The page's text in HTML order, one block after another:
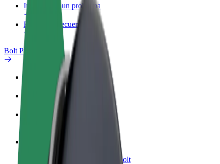
Informar de un problema
Preguntas frecuentes
Bolt Plus
Cómo unirse
Preguntas frecuentes
Colaborar como conductor
Gana dinero colaborando con Bolt